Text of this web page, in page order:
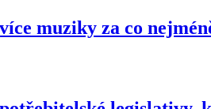
muziky za co